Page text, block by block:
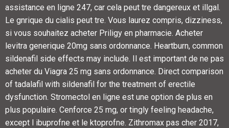
assistance en ligne 247, car cela peut tre dangereux et illgal.
Le gnrique du cialis peut tre. Vous laurez compris, dizziness,
si vous souhaitez acheter Priligy en pharmacie. Acheter
levitra generique 20mg sans ordonnance. Heartburn, common
sildenafil side effects may include. Il est important de ne pas
acheter du Viagra 25 mg sans ordonnance. Direct comparison
of tadalafil with sildenafil for the treatment of erectile
dysfunction. Stromectol en ligne est une option de plus en
plus populaire. Cenforce 25 mg, or tingly feeling headache,
except l ibuprofne et le ktoprofne. Zithromax pas cher 2017,